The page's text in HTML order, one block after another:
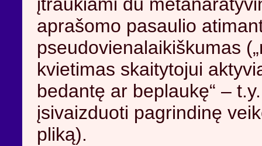
aprašomo pasaulio
pseudovienalaikiškumas
kvietimas skaitytojui
bedantę ar beplaukę“ –
įsivaizduoti pagrindinę
pliką).